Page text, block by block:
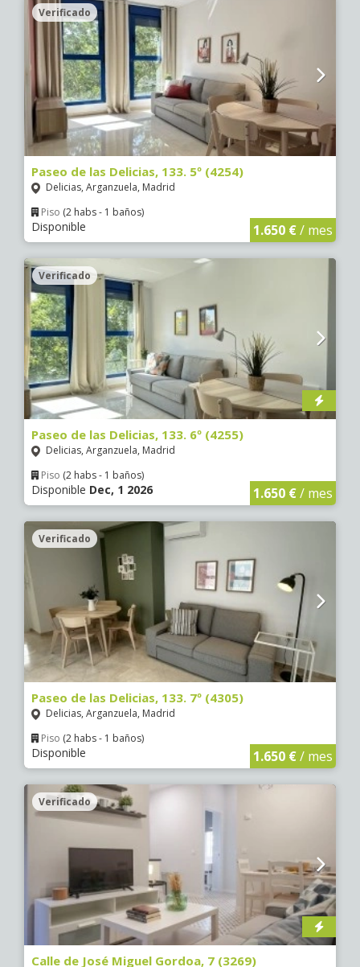
Verificado
Paseo de las Delicias, 133. 5º (4254)
Delicias, Arganzuela, Madrid
Piso (2 habs - 1 baños)
Disponible 1.650 €/ mes
Verificado
Paseo de las Delicias, 133. 6º (4255)
Delicias, Arganzuela, Madrid
Piso (2 habs - 1 baños)
Disponible Dec, 1 2026 1.650 €/ mes
Verificado
Paseo de las Delicias, 133. 7º (4305)
Delicias, Arganzuela, Madrid
Piso (2 habs - 1 baños)
Disponible 1.650 €/ mes
Verificado
Calle de José Miguel Gordoa, 7 (3269)